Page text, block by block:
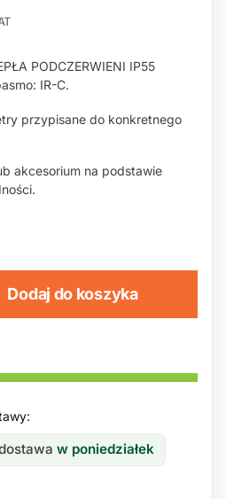
PODCZERWIENI IP55
IR-C.
przypisane do konkretnego
akcesorium na podstawie
Dodaj do koszyka
w poniedziałek